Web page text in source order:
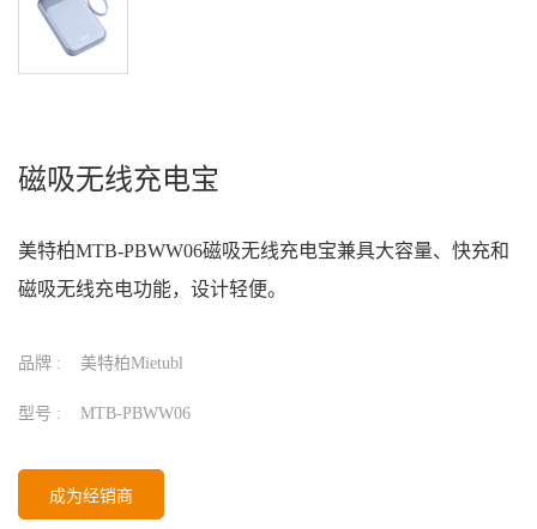
磁吸无线充电宝
美特柏MTB-PBWW06磁吸无线充电宝兼具大容量、快充和
磁吸无线充电功能，设计轻便。
品牌 : 美特柏Mietubl
型号 : MTB-PBWW06
成为经销商